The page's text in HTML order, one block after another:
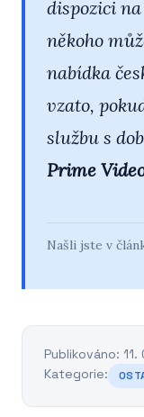
dispozici
někoho
nabídka
vzato,
službu s
Prime
Našli jste v
Publikováno:
Kategorie: